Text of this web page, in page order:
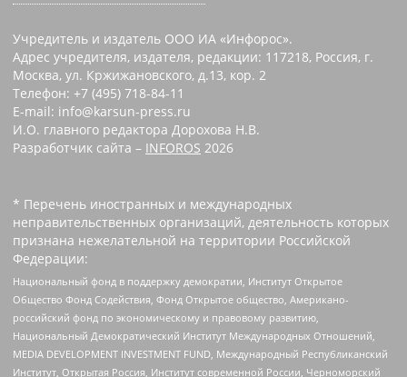
Учредитель и издатель ООО ИА «Инфорос».
Адрес учредителя, издателя, редакции: 117218, Россия, г.
Москва, ул. Кржижановского, д.13, кор. 2
Телефон: +7 (495) 718-84-11
E-mail: info@karsun-press.ru
И.О. главного редактора Дорохова Н.В.
Разработчик сайта – INFOROS 2026
* Перечень иностранных и международных
неправительственных организаций, деятельность которых
признана нежелательной на территории Российской
Федерации:
Национальный фонд в поддержку демократии, Институт Открытое
Общество Фонд Содействия, Фонд Открытое общество, Американо-
российский фонд по экономическому и правовому развитию,
Национальный Демократический Институт Международных Отношений,
MEDIA DEVELOPMENT INVESTMENT FUND, Международный Республиканский
Институт, Открытая Россия, Институт современной России, Черноморский